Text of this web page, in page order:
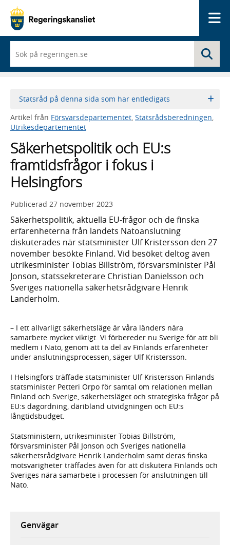
du
börjar
skriva
framträder
lista
med
sökförslag
Statsråd på denna sida som har entledigats
Artikel från Försvarsdepartementet Statsrådsberedningen
Utrikesdepartementet
Säkerhetspolitik och EU:s
framtidsfrågor i fokus i
Helsingfors
Publicerad 27 november 2023
Säkerhetspolitik, aktuella EU-frågor och de finska
erfarenheterna från landets Natoanslutning
diskuterades när statsminister Ulf Kristersson den 27
november besökte Finland. Vid besöket deltog även
utrikesminister Tobias Billström, försvarsminister Pål
Jonson, statssekreterare Christian Danielsson och
Sveriges nationella säkerhetsrådgivare Henrik
Landerholm.
– I ett allvarligt säkerhetsläge är våra länders nära
samarbete mycket viktigt. Vi förbereder nu Sverige för att bli
medlem i Nato, genom att ta del av Finlands erfarenheter
under anslutningsprocessen, säger Ulf Kristersson.
I Helsingfors träffade statsminister Ulf Kristersson Finlands
statsminister Petteri Orpo för samtal om relationen mellan
Finland och Sverige, säkerhetsläget och strategiska frågor på
EU:s dagordning, däribland utvidgningen och EU:s
långtidsbudget.
Statsministern, utrikesminister Tobias Billström,
försvarsminister Pål Jonson och Sveriges nationella
säkerhetsrådgivare Henrik Landerholm samt deras finska
motsvarigheter träffades även för att diskutera Finlands och
Sveriges nära samarbete i processen för anslutningen till
Nato.
Genvägar